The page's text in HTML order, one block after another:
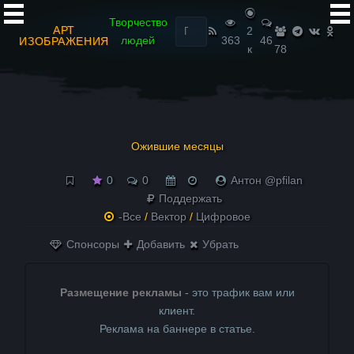
АРТ
ИЗОБРАЖЕНИЯ
Творчество
людей
Найти:
363
2
к
46
78
Ожившие месяцы
0 0
Антон @pfilan
Поддержать
-Все / Вектор / Цифровое
Спонсоры Добавить Убрать
Размещение рекламы - это трафик вам или
клиент.
Реклама на баннере в статье.